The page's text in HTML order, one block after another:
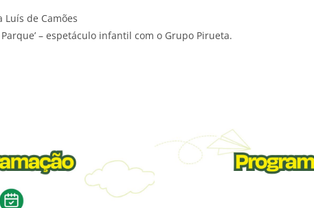
Luís de Camões
– espetáculo infantil com o Grupo Pirueta.